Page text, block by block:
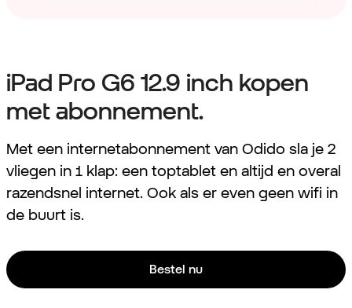
iPad Pro G6 12.9 inch kopen
met abonnement.
Met een internetabonnement van Odido sla je 2
vliegen in 1 klap: een toptablet en altijd en overal
razendsnel internet. Ook als er even geen wifi in
de buurt is.
Bestel nu